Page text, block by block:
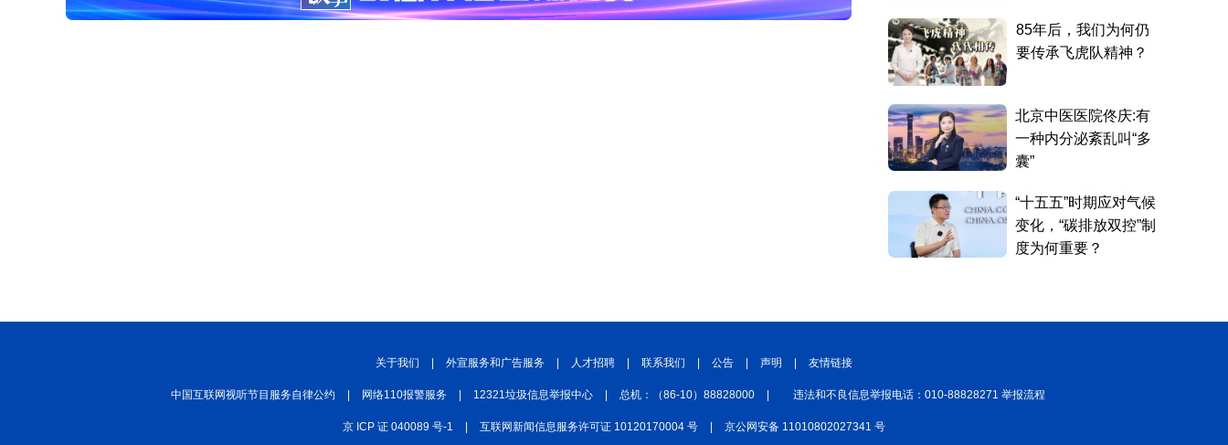
关于我们 外宣服务和广告服务 人才招聘 联系我们 公告 声明 友情链接
中国互联网视听节目服务自律公约 网络110报警服务 12321垃圾信息举报中心 总机：（86-10）88828000 违法和不良信息举报电话：010-88828271 举报流程
京 ICP 证 040089 号-1 互联网新闻信息服务许可证 10120170004 号 京公网安备 11010802027341 号